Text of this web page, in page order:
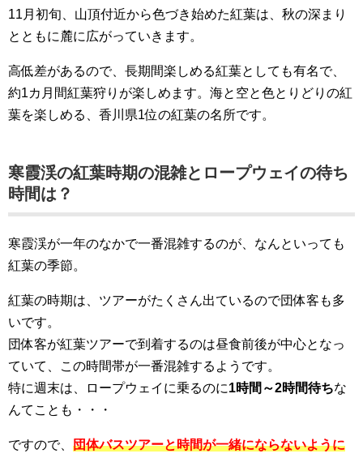
11月初旬、山頂付近から色づき始めた紅葉は、秋の深まり
とともに麓に広がっていきます。
高低差があるので、長期間楽しめる紅葉としても有名で、
約1カ月間紅葉狩りが楽しめます。海と空と色とりどりの紅
葉を楽しめる、香川県1位の紅葉の名所です。
寒霞渓の紅葉時期の混雑とロープウェイの待ち
時間は？
寒霞渓が一年のなかで一番混雑するのが、なんといっても
紅葉の季節。
紅葉の時期は、ツアーがたくさん出ているので団体客も多
いです。
団体客が紅葉ツアーで到着するのは昼食前後が中心となっ
ていて、この時間帯が一番混雑するようです。
特に週末は、ロープウェイに乗るのに1時間～2時間待ちな
んてことも・・・
ですので、 団体バスツアーと時間が一緒にならないように